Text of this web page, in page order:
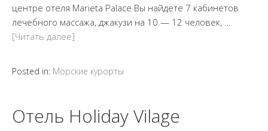
центре отеля Marieta Palace Вы найдете 7 кабинетов
лечебного массажа, джакузи на 10 — 12 человек, …
[Читать далее]
Posted in: Морские курорты
Отель Holiday Vilage